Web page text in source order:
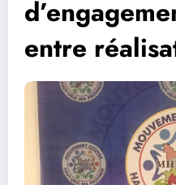
entre